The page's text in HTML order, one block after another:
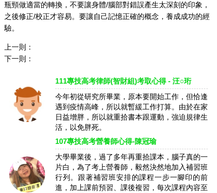
瓶頸做適當的轉換，不要讓身體/腦部對錯誤產生太深刻的印象，
之後修正/校正才容易。要讓自己記憶正確的概念，養成成功的經
驗。
上一則：
下一則：
111專技高考律師(智財組)考取心得 - 汪○珩
今年初從研究所畢業，原本要開始工作，但恰逢
遇到疫情高峰，所以就暫緩工作打算。由於在家
日益增胖，所以就重拾書本跟運動，強迫規律生
活，以免胖死。
107專技高考營養師心得-陳冠瑜
大學畢業後，過了多年再重拾課本，腦子真的一
片白，為了考上營養師，毅然決然地加入補習班
行列。跟著補習班安排的課程一步一腳印的前
進，加上課前預習、課後複習，每次課程內容至